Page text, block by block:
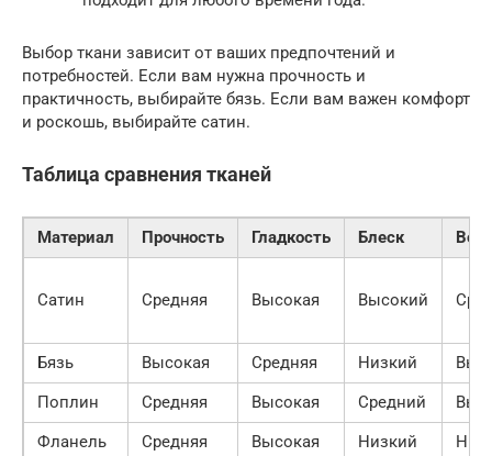
Выбор ткани зависит от ваших предпочтений и
потребностей. Если вам нужна прочность и
практичность, выбирайте бязь. Если вам важен комфорт
и роскошь, выбирайте сатин.
Таблица сравнения тканей
Материал Прочность Гладкость Блеск
Сатин Средняя Высокая Высокий
Бязь Высокая Средняя Низкий
Поплин
Средняя Высокая Средний
Фланель
Средняя Высокая Низкий